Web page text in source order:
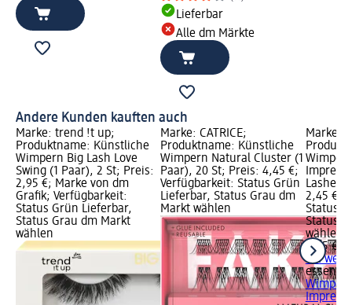
Lieferbar
Alle dm Märkte
Andere Kunden kauften auch
Marke: trend !t up;
Produktname: Künstliche
Wimpern Big Lash Love
Swing (1 Paar), 2 St; Preis:
2,95 €; Marke von dm
Grafik; Verfügbarkeit:
Status Grün Lieferbar,
Status Grau dm Markt
wählen
Marke: CATRICE;
Produktname: Künstliche
Wimpern Natural Cluster (1
Paar), 20 St; Preis: 4,45 €;
Verfügbarkeit: Status Grün
Lieferbar, Status Grau dm
Markt wählen
Marke:
Impress
Lashes,
2,45 €;
Status
Status
wählen
2,45 €
+ 2
essence
Impress